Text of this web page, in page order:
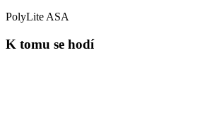
PolyLite ASA
K tomu se hodí